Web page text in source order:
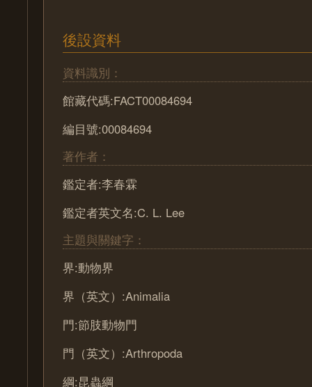
後設資料
資料識別：
館藏代碼:FACT00084694
編目號:00084694
著作者：
鑑定者:李春霖
鑑定者英文名:C. L. Lee
主題與關鍵字：
界:動物界
界（英文）:Animalia
門:節肢動物門
門（英文）:Arthropoda
綱:昆蟲綱